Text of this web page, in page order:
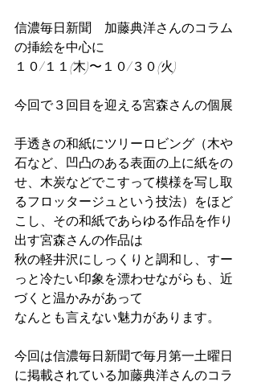
信濃毎日新聞　加藤典洋さんのコラム
の挿絵を中心に
１０/１１(木)〜１０/３０(火)
今回で３回目を迎える宮森さんの個展
手透きの和紙にツリーロビング（木や
石など、凹凸のある表面の上に紙をの
せ、木炭などでこすって模様を写し取
るフロッタージュという技法）をほど
こし、その和紙であらゆる作品を作り
出す宮森さんの作品は
秋の軽井沢にしっくりと調和し、すー
っと冷たい印象を漂わせながらも、近
づくと温かみがあって
なんとも言えない魅力があります。
今回は信濃毎日新聞で毎月第一土曜日
に掲載されている加藤典洋さんのコラ